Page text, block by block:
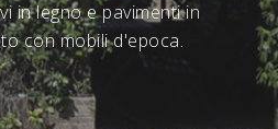
in legno e pavimenti in
con mobili d'epoca.